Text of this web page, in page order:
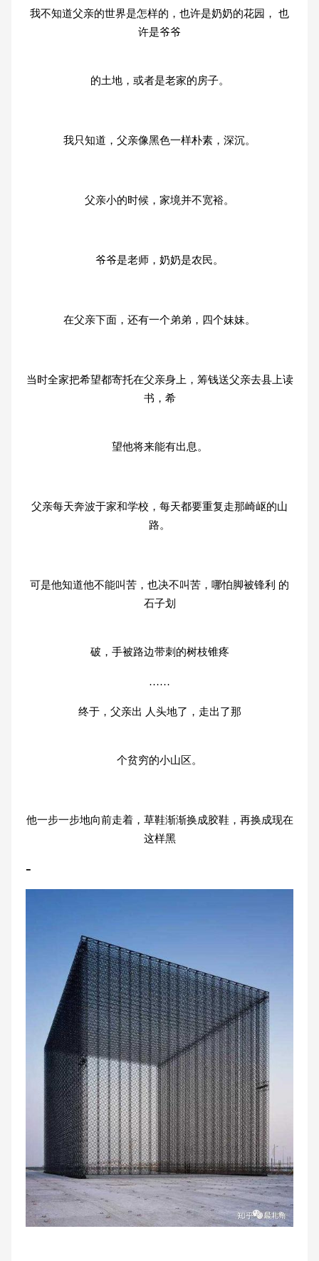
我不知道父亲的世界是怎样的，也许是奶奶的花园， 也
许是爷爷
的土地，或者是老家的房子。
我只知道，父亲像黑色一样朴素，深沉。
父亲小的时候，家境并不宽裕。
爷爷是老师，奶奶是农民。
在父亲下面，还有一个弟弟，四个妹妹。
当时全家把希望都寄托在父亲身上，筹钱送父亲去县上读
书，希
望他将来能有出息。
父亲每天奔波于家和学校，每天都要重复走那崎岖的山
路。
可是他知道他不能叫苦，也决不叫苦，哪怕脚被锋利 的
石子划
破，手被路边带刺的树枝锥疼
……
终于，父亲出 人头地了，走出了那
个贫穷的小山区。
他一步一步地向前走着，草鞋渐渐换成胶鞋，再换成现在
这样黑
-